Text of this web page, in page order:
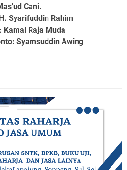
Cani.
Syarifuddin Rahim
: Kamal Raja Muda
: Syamsuddin Awing